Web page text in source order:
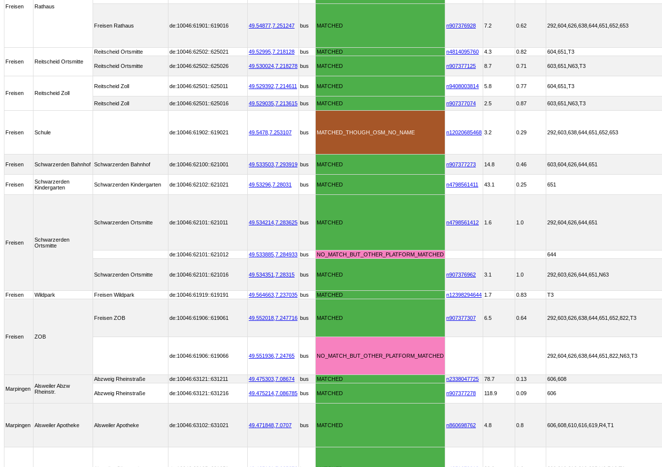
Freisen Rathaus
Freisen Rathaus de:10046:61901::619016 49.54877, 7.251247 bus MATCHED n907376928 7.2 0.62 292,604,626,638,644,651,652,653
Freisen Reitscheid Ortsmitte
Reitscheid Ortsmitte de:10046:62502::625021 49.52995, 7.218128 bus MATCHED n4814095760 4.3 0.82 604,651,T3
Reitscheid Ortsmitte de:10046:62502::625026 49.530024, 7.218278 bus MATCHED n907377125 8.7 0.71 603,651,N63,T3
Freisen Reitscheid Zoll
Reitscheid Zoll de:10046:62501::625011 49.529392, 7.214611 bus MATCHED n9408003814 5.8 0.77 604,651,T3
Reitscheid Zoll de:10046:62501::625016 49.529035, 7.213615 bus MATCHED n907377074 2.5 0.87 603,651,N63,T3
Freisen Schule de:10046:61902::619021 49.5478, 7.253107 bus MATCHED_THOUGH_OSM_NO_NAME n12020685468 3.2 0.29 292,603,638,644,651,652,653
Freisen Schwarzerden Bahnhof Schwarzerden Bahnhof de:10046:62100::621001 49.533503, 7.293919 bus MATCHED n907377273 14.8 0.46 603,604,626,644,651
Freisen
Schwarzerden
Kindergarten
Schwarzerden Kindergarten de:10046:62102::621021 49.53296, 7.28031 bus MATCHED n4798561411 43.1 0.25 651
Freisen
Schwarzerden
Ortsmitte
Schwarzerden Ortsmitte de:10046:62101::621011 49.534214, 7.283625 bus MATCHED n4798561412 1.6 1.0 292,604,626,644,651
de:10046:62101::621012 49.533885, 7.284933 bus NO_MATCH_BUT_OTHER_PLATFORM_MATCHED 644
Schwarzerden Ortsmitte de:10046:62101::621016 49.534351, 7.28315 bus MATCHED n907376962 3.1 1.0 292,603,626,644,651,N63
Freisen Wildpark Freisen Wildpark de:10046:61919::619191 49.564663, 7.237035 bus MATCHED n12398294644 1.7 0.83 T3
Freisen ZOB
Freisen ZOB de:10046:61906::619061 49.552018, 7.247716 bus MATCHED n907377307 6.5 0.64 292,603,626,638,644,651,652,822,T3
de:10046:61906::619066 49.551936, 7.24765 bus NO_MATCH_BUT_OTHER_PLATFORM_MATCHED 292,604,626,638,644,651,822,N63,T3
Marpingen
Alsweiler Abzw
Rheinstr.
Abzweig Rheinstraße de:10046:63121::631211 49.475303, 7.08674 bus MATCHED n2338047725 78.7 0.13 606,608
Abzweig Rheinstraße de:10046:63121::631216 49.475214, 7.086785 bus MATCHED n907377278 118.9 0.09 606
Marpingen Alsweiler Apotheke Alsweiler Apotheke de:10046:63102::631021 49.471848, 7.0707 bus MATCHED n860698762 4.8 0.8 606,608,610,616,619,R4,T1